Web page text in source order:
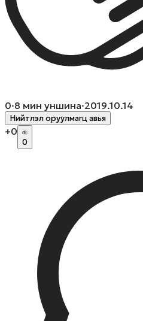
0·8 мин уншина·2019.10.14
Нийтлэл оруулмагц авья
+0
0